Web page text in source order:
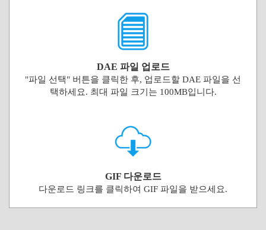
DAE 파일 업로드
"파일 선택" 버튼을 클릭한 후, 업로드할 DAE 파일을 선
택하세요. 최대 파일 크기는 100MB입니다.
GIF 다운로드
다운로드 링크를 클릭하여 GIF 파일을 받으세요.